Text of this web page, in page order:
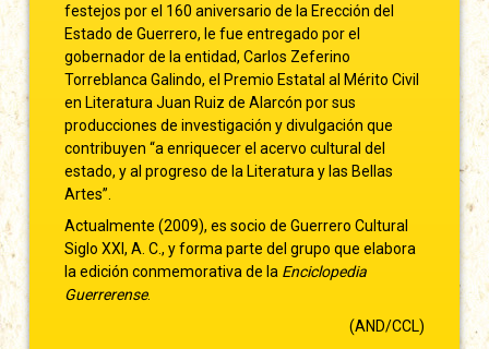
festejos por el 160 aniversario de la Erección del
Estado de Guerrero, le fue entregado por el
gobernador de la entidad, Carlos Zeferino
Torreblanca Galindo, el Premio Estatal al Mérito Civil
en Literatura Juan Ruiz de Alarcón por sus
producciones de investigación y divulgación que
contribuyen “a enriquecer el acervo cultural del
estado, y al progreso de la Literatura y las Bellas
Artes”.
Actualmente (2009), es socio de Guerrero Cultural
Siglo XXI, A. C., y forma parte del grupo que elabora
la edición conmemorativa de la Enciclopedia
Guerrerense.
(AND/CCL)